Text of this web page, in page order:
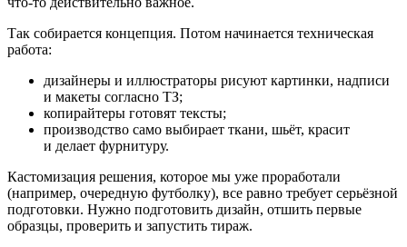
Так собирается концепция. Потом начинается техническая
работа:
дизайнеры и иллюстраторы рисуют картинки, надписи
и макеты согласно ТЗ;
копирайтеры готовят тексты;
производство само выбирает ткани, шьёт, красит
и делает фурнитуру.
Кастомизация решения, которое мы уже проработали
(например, очередную футболку), все равно требует серьёзной
подготовки. Нужно подготовить дизайн, отшить первые
образцы, проверить и запустить тираж.